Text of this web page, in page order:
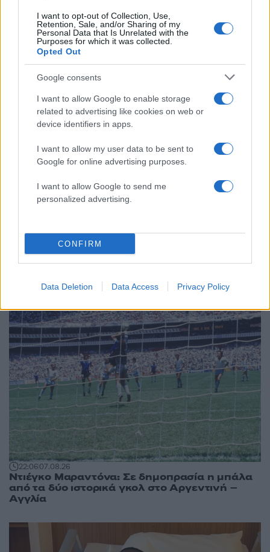
I want to opt-out of Collection, Use,
Retention, Sale, and/or Sharing of my
Personal Data that Is Unrelated with the
Purposes for which it was collected.
Opted Out
Google consents
I want to allow Google to enable storage
related to advertising like cookies on web or
device identifiers in apps.
I want to allow my user data to be sent to
Google for online advertising purposes.
I want to allow Google to send me
personalized advertising.
CONFIRM
Data Deletion Data Access Privacy Policy
Canadair 515: Οι πρώτες εικόνες από την
κατασκευή του αεροσκάφους που θα
επιχειρεί και τη νύχτα στα μέτωπα της
φωτιάς
70 Μεταφορές χρημάτων: Πότε μπορεί να
θεωρηθούν δωρεές και να επιβληθεί
φόρος – Τι ισχυεί για τις γονικές παροχές
Το πολωμένο μελτέμι που τροφοδότησε
τις φωτιές σε Αττική και Βοιωτία: «Από τα
ισχυρότερα επεισόδια των τελευταίων 50
Κρανίου τόπος το Πόρτο Γερμενό μετά το
καταστροφικό πέρασμα της φωτιάς –
Αθλητικά:
Περισσότερα άρθρα
22:0607.08.26
Ντιέγκο Μαραντόνα: Σε δημοπρασία η μπάλα
από τα δύο ιστορικά γκολ στο Αργεντινή –
Αγγλία